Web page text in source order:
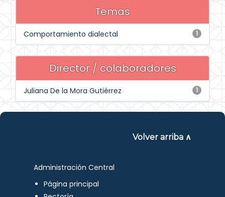
Temas
1
Comportamiento dialectal
Director / colaboradores
1
Juliana De la Mora Gutiérrez
Volver arriba ∧
Administración Central
Página principal